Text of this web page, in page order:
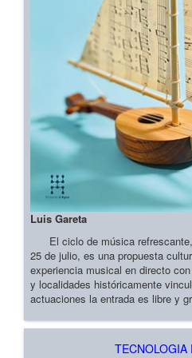
Luis Gareta
El ciclo de música refrescante,
25 de julio, es una propuesta
experiencia musical en directo
y localidades históricamente
actuaciones la entrada es libre y
TECNOLOGIA